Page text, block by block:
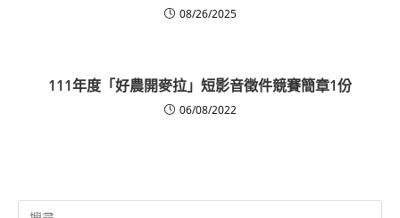
08/26/2025
111年度「好農開麥拉」短影音徵件競賽簡章1份
06/08/2022
Search